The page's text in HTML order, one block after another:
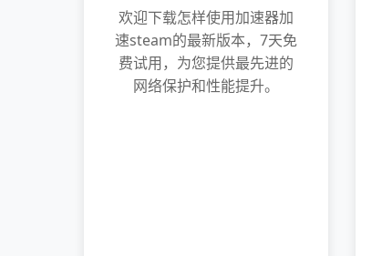
欢迎下载怎样使用加速器加
速steam的最新版本，7天免
费试用，为您提供最先进的
网络保护和性能提升。